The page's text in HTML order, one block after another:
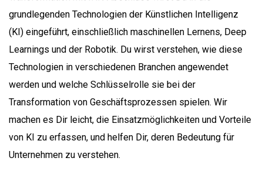
grundlegenden Technologien der Künstlichen Intelligenz
(KI) eingeführt, einschließlich maschinellen Lernens, Deep
Learnings und der Robotik. Du wirst verstehen, wie diese
Technologien in verschiedenen Branchen angewendet
werden und welche Schlüsselrolle sie bei der
Transformation von Geschäftsprozessen spielen. Wir
machen es Dir leicht, die Einsatzmöglichkeiten und Vorteile
von KI zu erfassen, und helfen Dir, deren Bedeutung für
Unternehmen zu verstehen.